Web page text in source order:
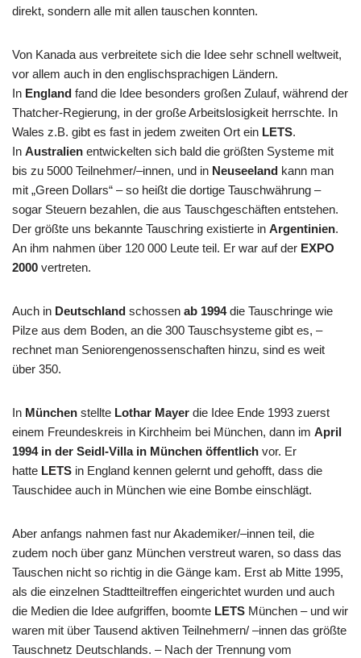
direkt, sondern alle mit allen tauschen konnten.
Von Kanada aus verbreitete sich die Idee sehr schnell weltweit,
vor allem auch in den englischsprachigen Ländern.
In England fand die Idee besonders großen Zulauf, während der
Thatcher-Regierung, in der große Arbeitslosigkeit herrschte. In
Wales z.B. gibt es fast in jedem zweiten Ort ein LETS.
In Australien entwickelten sich bald die größten Systeme mit
bis zu 5000 Teilnehmer/–innen, und in Neuseeland kann man
mit „Green Dollars“ – so heißt die dortige Tauschwährung –
sogar Steuern bezahlen, die aus Tauschgeschäften entstehen.
Der größte uns bekannte Tauschring existierte in Argentinien.
An ihm nahmen über 120 000 Leute teil. Er war auf der EXPO
2000 vertreten.
Auch in Deutschland schossen ab 1994die Tauschringe wie
Pilze aus dem Boden, an die 300 Tauschsysteme gibt es, –
rechnet man Seniorengenossenschaften hinzu, sind es weit
über 350.
In München stellte Lothar Mayer die Idee Ende 1993 zuerst
einem Freundeskreis in Kirchheim bei München, dann im April
1994 in der Seidl-Villa in München öffentlich vor. Er
hatte LETS in England kennen gelernt und gehofft, dass die
Tauschidee auch in München wie eine Bombe einschlägt.
Aber anfangs nahmen fast nur Akademiker/–innen teil, die
zudem noch über ganz München verstreut waren, so dass das
Tauschen nicht so richtig in die Gänge kam. Erst ab Mitte 1995,
als die einzelnen Stadtteiltreffen eingerichtet wurden und auch
die Medien die Idee aufgriffen, boomte LETS München – und wir
waren mit über Tausend aktiven Teilnehmern/ –innen das größte
Tauschnetz Deutschlands. – Nach der Trennung vom